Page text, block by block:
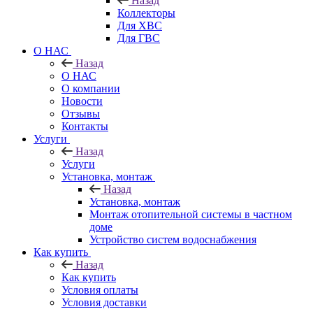
Коллекторы
Для ХВС
Для ГВС
О НАС
Назад
О НАС
О компании
Новости
Отзывы
Контакты
Услуги
Назад
Услуги
Установка, монтаж
Назад
Установка, монтаж
Монтаж отопительной системы в частном
доме
Устройство систем водоснабжения
Как купить
Назад
Как купить
Условия оплаты
Условия доставки